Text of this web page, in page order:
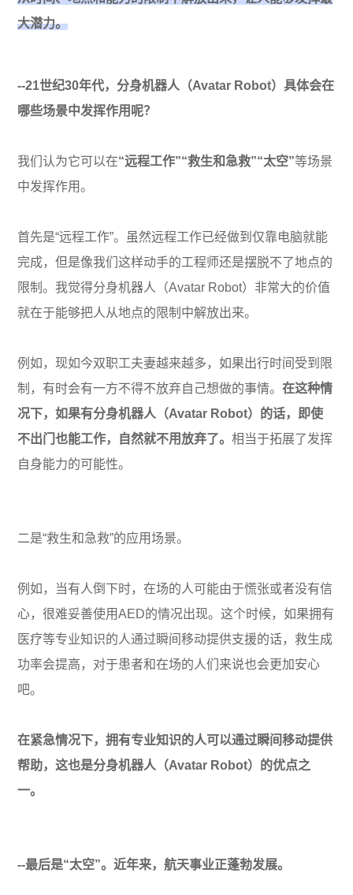
大潜力。
--21世纪30年代，分身机器人（Avatar Robot）具体会在
哪些场景中发挥作用呢？
我们认为它可以在“远程工作”“救生和急救”“太空”等场景
中发挥作用。
首先是“远程工作”。虽然远程工作已经做到仅靠电脑就能
完成，但是像我们这样动手的工程师还是摆脱不了地点的
限制。我觉得分身机器人（Avatar Robot）非常大的价值
就在于能够把人从地点的限制中解放出来。
例如，现如今双职工夫妻越来越多，如果出行时间受到限
制，有时会有一方不得不放弃自己想做的事情。在这种情
况下，如果有分身机器人（Avatar Robot）的话，即使
不出门也能工作，自然就不用放弃了。相当于拓展了发挥
自身能力的可能性。
二是“救生和急救”的应用场景。
例如，当有人倒下时，在场的人可能由于慌张或者没有信
心，很难妥善使用AED的情况出现。这个时候，如果拥有
医疗等专业知识的人通过瞬间移动提供支援的话，救生成
功率会提高，对于患者和在场的人们来说也会更加安心
吧。
在紧急情况下，拥有专业知识的人可以通过瞬间移动提供
帮助，这也是分身机器人（Avatar Robot）的优点之
一。
--最后是“太空”。近年来，航天事业正蓬勃发展。